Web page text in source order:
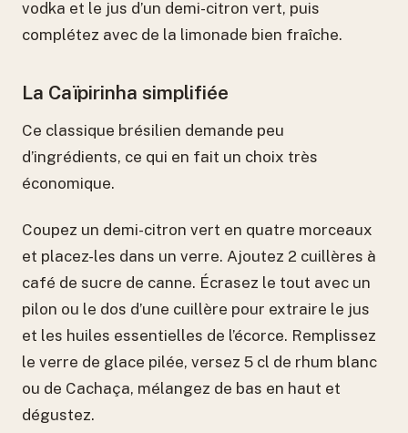
vodka et le jus d’un demi-citron vert, puis
complétez avec de la limonade bien fraîche.
La Caïpirinha simplifiée
Ce classique brésilien demande peu
d’ingrédients, ce qui en fait un choix très
économique.
Coupez un demi-citron vert en quatre morceaux
et placez-les dans un verre. Ajoutez 2 cuillères à
café de sucre de canne. Écrasez le tout avec un
pilon ou le dos d’une cuillère pour extraire le jus
et les huiles essentielles de l’écorce. Remplissez
le verre de glace pilée, versez 5 cl de rhum blanc
ou de Cachaça, mélangez de bas en haut et
dégustez.